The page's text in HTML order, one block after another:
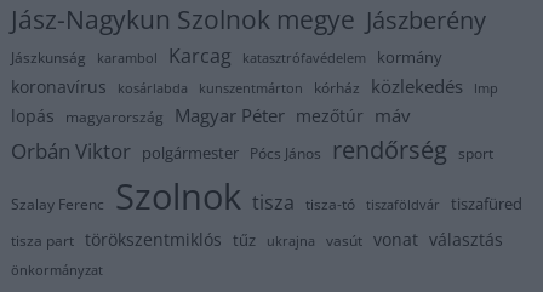
Jász-Nagykun Szolnok megye Jászberény
Jászkunság karambol Karcag katasztrófavédelem kormány
koronavírus kosárlabda kunszentmárton kórház közlekedés lmp
lopás magyarország Magyar Péter mezőtúr máv
Orbán Viktor polgármester Pócs János rendőrség sport
Szalay Ferenc Szolnok tisza tisza-tó tiszaföldvár tiszafüred
tisza part törökszentmiklós tűz ukrajna vasút vonat választás
önkormányzat